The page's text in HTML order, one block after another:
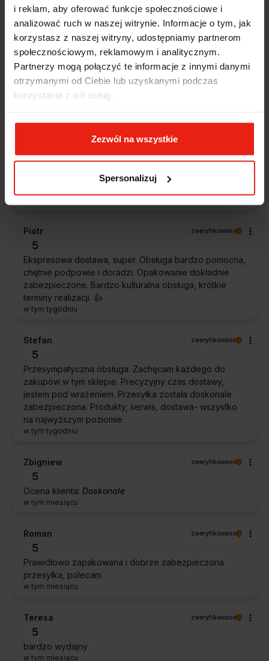
i reklam, aby oferować funkcje społecznościowe i
analizować ruch w naszej witrynie. Informacje o tym, jak
korzystasz z naszej witryny, udostępniamy partnerom
społecznościowym, reklamowym i analitycznym.
Partnerzy mogą połączyć te informacje z innymi danymi
otrzymanymi od Ciebie lub uzyskanymi podczas
korzystania z ich usług.
Zezwól na wszystkie
Spersonalizuj
Alicja zweryfikowano
5
Jestem zaskoczona, że ta paczka dotarła do mnie tak
szybko. Paczka dotarła cała i zdrowa. Szybko,
sprawnie, bez problemów. Bardzo pomocna obsługa
klienta.
w tym tygodniu
Ekspresowa realizacja zamówienia. Towar zgodny z
oczekiwaniami. Sprzedawca profesjonalny i godny
Piotr zweryfikowano
5
Ekspresowa dostawa, super. Obsługa bardzo pomocna,
chętnie podpowie i doradzi. Opakowanie dokładnie
zabezpieczone. Bardzo kulturalna obsługa, krótkie
terminy realizacji. 👍️
w tym tygodniu
Stefan zweryfikowano
5
Przesympatyczna obsługa. Zachęcam każdego do
zakupów w tym sklepie. Precyzyjny czas dostawy,
jestem pod wrażeniem. Przesyłka została doskonale
zabezpieczona. Produkty, serwis, dostawa- wszystko
na najwyższym poziomie.
w tym tygodniu
Zbigniew zweryfikowano
5
Ocena klienta: Doskonale
w tym miesiącu
Roman zweryfikowano
5
Prawidłowo zapakowana i dobrze zabezpieczona
przesyłka, polecam.
w tym miesiącu
Teresa zweryfikowano
5
bardzo wydajny
w tym miesiącu